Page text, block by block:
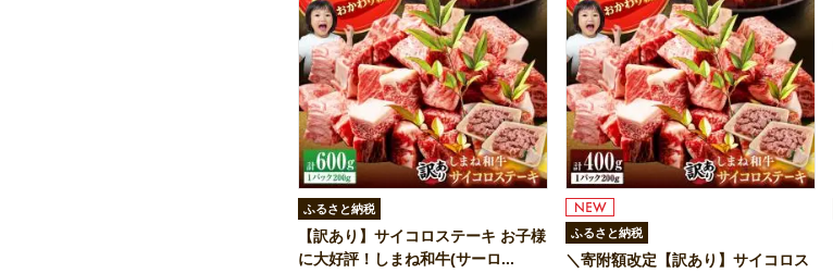
ふるさと納税
【訳あり】サイコロステーキ お子様
に大好評！しまね和牛(サーロ...
ふるさと納税
＼寄附額改定【訳あり】サイコロス